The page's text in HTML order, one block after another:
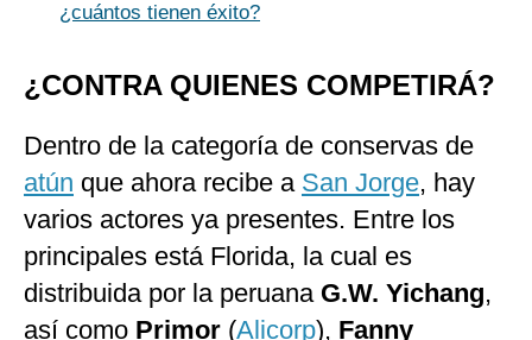
¿cuántos tienen éxito?
¿CONTRA QUIENES COMPETIRÁ?
Dentro de la categoría de conservas de
atún que ahora recibe a San Jorge, hay
varios actores ya presentes. Entre los
principales está Florida, la cual es
distribuida por la peruana G.W. Yichang,
así como Primor (Alicorp), Fanny